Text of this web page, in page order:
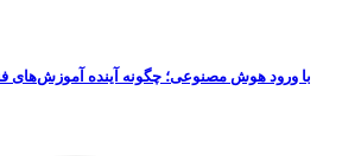
با ورود هوش مصنوعی؛ چگونه آینده